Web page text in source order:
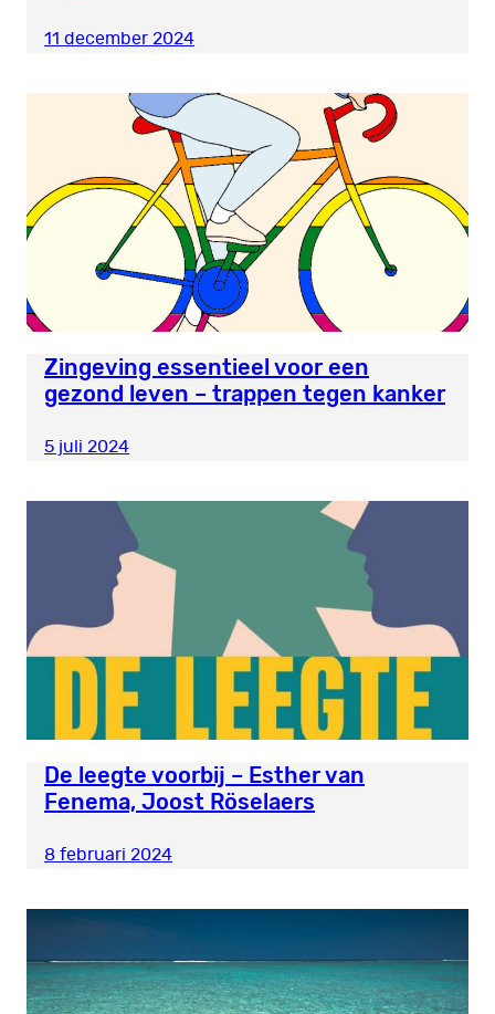
11 december 2024
Zingeving essentieel voor een
gezond leven – trappen tegen kanker
5 juli 2024
De leegte voorbij – Esther van
Fenema, Joost Röselaers
8 februari 2024